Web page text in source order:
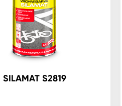
SILAMAT S2819